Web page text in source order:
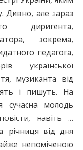
Дивно, але зараз
диригента,
зокрема,
педагога,
української
музиканта від
і пишуть. На
сучасна молодь
навіть …
річниця від дня
непоміченою